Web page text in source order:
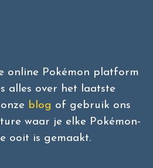
online Pokémon platform
alles over het laatste
blog of gebruik ons
waar je elke Pokémon-
ooit is gemaakt.